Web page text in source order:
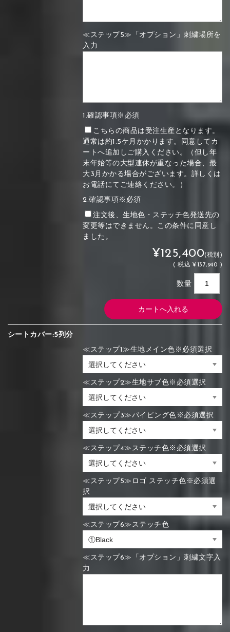
≪ステップ5≫「オプション」刺繍場所を
入力
1.確認事項※必須
こちらの商品は受注生産となります。
通常は約1.5ケ月かかります。同意してカ
ートへ追加しご購入ください。（但し年
末年始等の大型連休が重なった場合、最
大3月かかる場合がございます。詳しくは
お電話にてご連絡ください。）
2.確認事項※必須
注文後、生地色・ステッチ色発送先の
変更等はできません。この条件に同意し
ました。
¥125,400(税別)
(税込 ¥137,940 )
数量
シートカバー:5列分
≪ステップ1≫生地メイン色※必須選択
≪ステップ2≫生地サブ色※必須選択
≪ステップ3≫パイピング色※必須選択
≪ステップ4≫ステッチ色※必須選択
≪ステップ5≫ロゴ ステッチ色※必須選
択
≪ステップ6≫ステッチ色
≪ステップ6≫「オプション」刺繍文字入
力